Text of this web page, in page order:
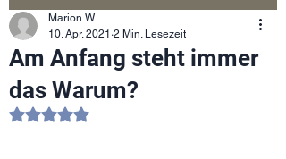
Am Anfang steht immer
das Warum?
Marion W
10. Apr. 2021 2 Min. Lesezeit
Mit NaN von 5 Sternen bewertet.